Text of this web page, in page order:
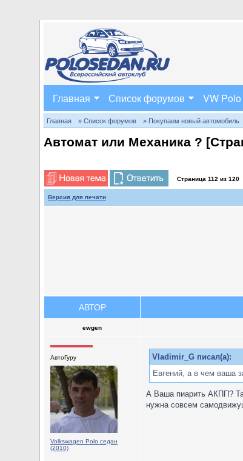
Главная Список форумов VW Polo
Главная » Список форумов » Покупаем новый автомобиль
Автомат или Механика ?
Страница 112 из 120
Версия для печати
АВТОР
ewgen
АвтоГуру
Volkswagen Polo седан
(2010)
Vladimir_G писал(а):
Евгений, а в чем ваша
А Ваша пиарить АКПП?
нужна совсем